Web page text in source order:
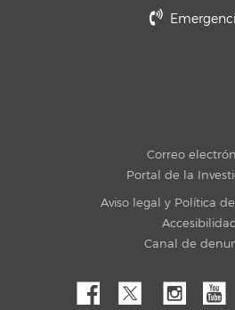
Correo
Portal de la
Aviso legal y Política
Accesibilidad
Canal de